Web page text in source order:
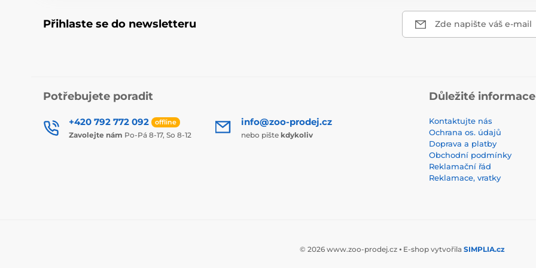
Přihlaste se do newsletteru Zde napište váš e-mail
Potřebujete poradit
+420 792 772 092 offline
Zavolejte nám Po-Pá 8-17, So 8-12
info@zoo-prodej.cz
nebo pište kdykoliv
Důležité informace
Kontaktujte nás
Ochrana os. údajů
Doprava a platby
Obchodní podmínky
Reklamační řád
Reklamace, vratky
© 2026 www.zoo-prodej.cz ⦁ E-shop vytvořila SIMPLIA.cz